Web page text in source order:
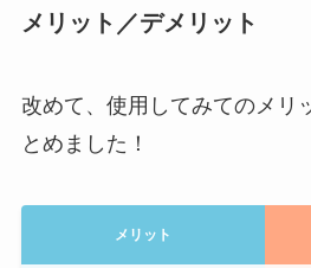
メリット／デメリット
改めて、使用してみてのメリ
とめました！
メリット